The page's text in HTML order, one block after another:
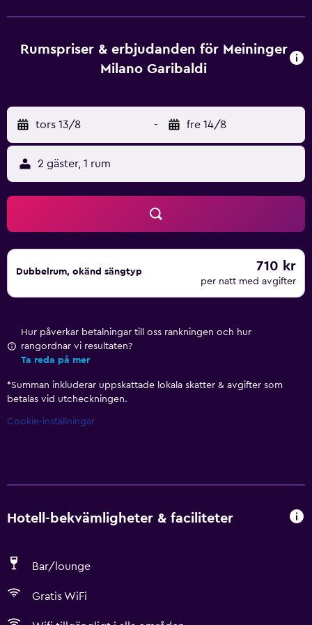
bilresa. Flygplatsen Milano–Linate ligger 10 km från
Rumspriser & erbjudanden för Meininger
Milano Garibaldi
tors 13/8 - fre 14/8
2 gäster, 1 rum
Dubbelrum, okänd sängtyp 710 kr
per natt med avgifter
Hur påverkar betalningar till oss rankningen och hur
rangordnar vi resultaten?
Ta reda på mer
*Summan inkluderar uppskattade lokala skatter & avgifter som
betalas vid utcheckningen.
Cookie-inställningar
Hotell-bekvämligheter & faciliteter
Bar/lounge
Gratis WiFi